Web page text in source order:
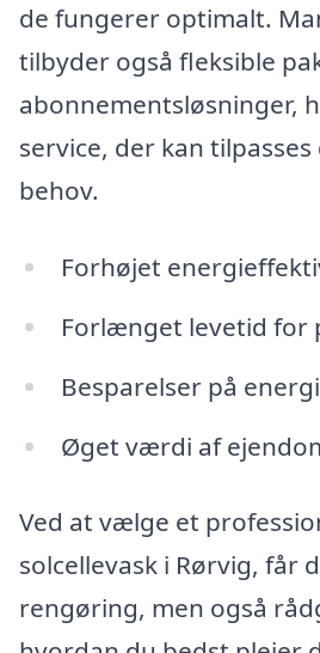
de fungerer optimalt.
tilbyder også fleksible
abonnementsløsninger,
service, der kan
behov.
Forhøjet
Forlænget levetid for
Besparelser på
Øget værdi af
Ved at vælge et
solcellevask i Rørvig, får
rengøring, men også